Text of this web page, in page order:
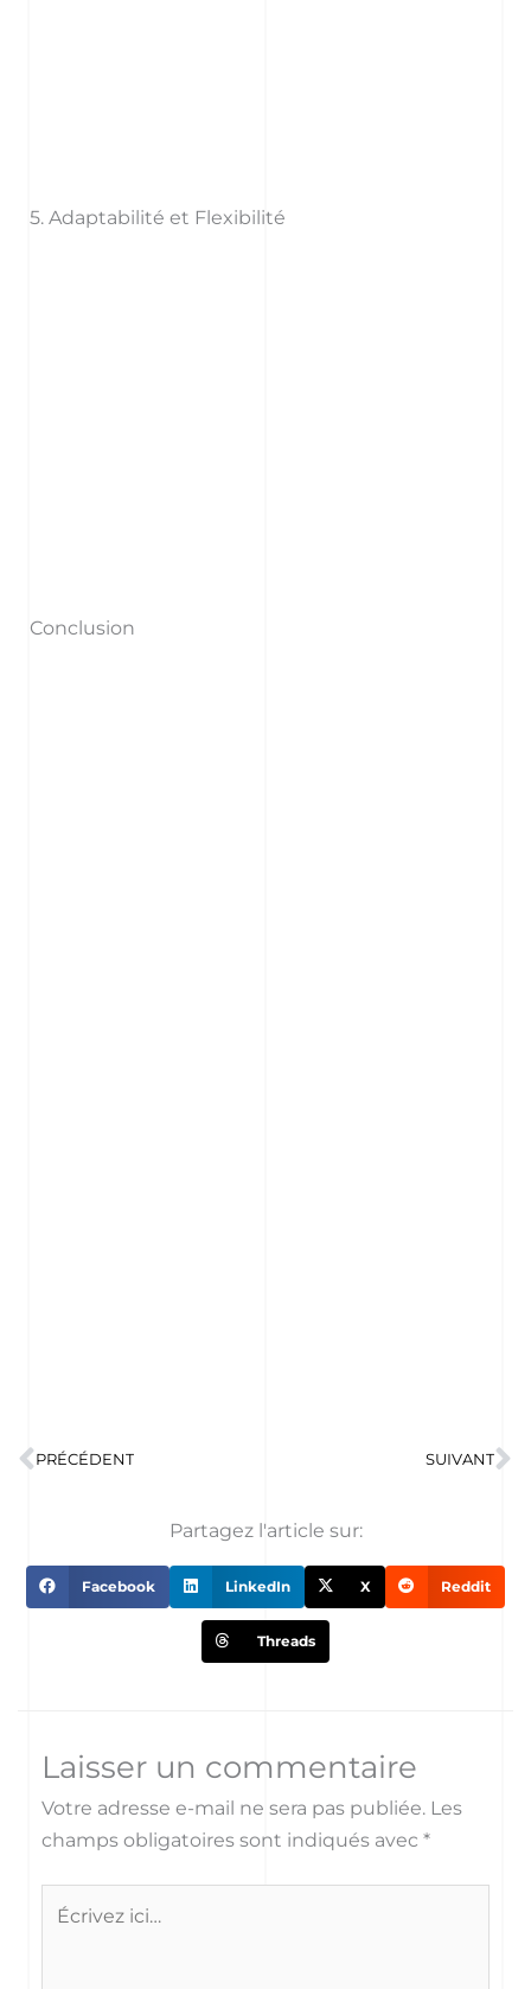
5. Adaptabilité et Flexibilité
Conclusion
Prev
PRÉCÉDENT SUIVANT
Partagez l'article sur:
Facebook LinkedIn X Reddit
Threads
Laisser un commentaire
Votre adresse e-mail ne sera pas publiée. Les
champs obligatoires sont indiqués avec *